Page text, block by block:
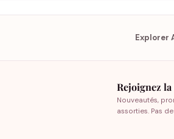
Explorer
Rejoignez
Nouveautés,
assorties. Pas